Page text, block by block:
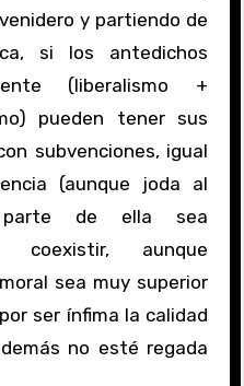
y partiendo de
si los antedichos
(liberalismo +
pueden tener sus
subvenciones, igual
(aunque joda al
de ella sea
coexistir, aunque
sea muy superior
ser ínfima la calidad
no esté regada